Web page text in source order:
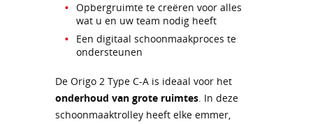
Opbergruimte te creëren voor alles
wat u en uw team nodig heeft
Een digitaal schoonmaakproces te
ondersteunen
De Origo 2 Type C-A is ideaal voor het
onderhoud van grote ruimtes. In deze
schoonmaaktrolley heeft elke emmer,